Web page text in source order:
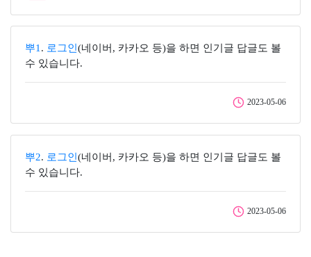
뿌1 . 로그인 (네이버, 카카오 등)을 하면 인기글 답글도 볼
수 있습니다.
2023-05-06
뿌2. 로그인 (네이버, 카카오 등)을 하면 인기글 답글도 볼
수 있습니다.
2023-05-06